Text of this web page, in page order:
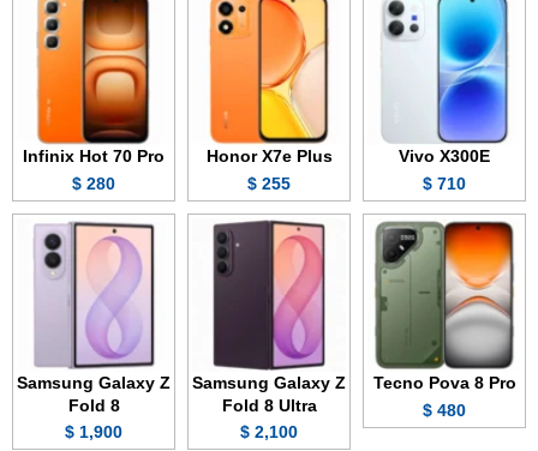
Vivo X300E
710 $
Honor X7e Plus
255 $
Infinix Hot 70 Pro
280 $
Tecno Pova 8 Pro
480 $
Samsung Galaxy Z
Fold 8 Ultra
2,100 $
Samsung Galaxy Z
Fold 8
1,900 $